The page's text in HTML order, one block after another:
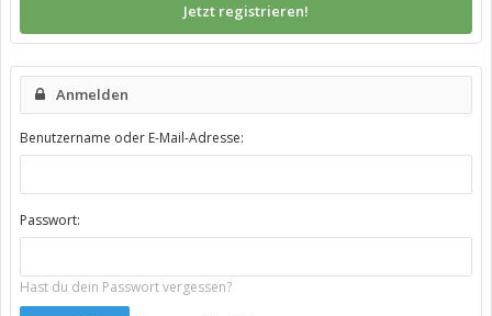
Jetzt registrieren!
Anmelden
Benutzername oder E-Mail-Adresse:
Passwort:
Hast du dein Passwort vergessen?